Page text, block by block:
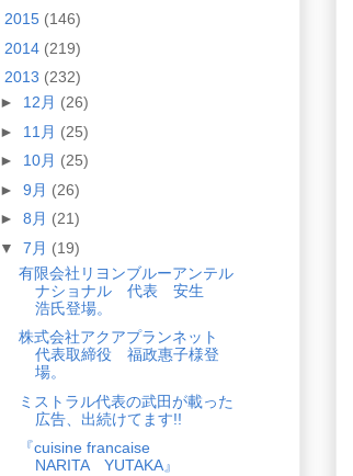
2015 (146)
2014 (219)
2013 (232)
► 12月 (26)
► 11月 (25)
► 10月 (25)
► 9月 (26)
► 8月 (21)
▼ 7月 (19)
有限会社リヨンブルーアンテル
ナショナル 代表 安生
浩氏登場。
株式会社アクアプランネット
代表取締役 福政惠子様登
場。
ミストラル代表の武田が載った
広告、出続けてます!!
『cuisine francaise
NARITA YUTAKA』